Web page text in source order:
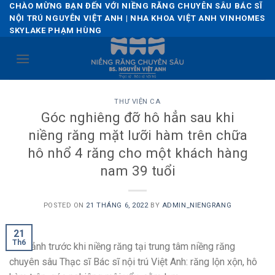
Skip
content
CHÀO MỪNG BẠN ĐẾN VỚI NIỀNG RĂNG CHUYÊN SÂU BÁC SĨ
NỘI TRÚ NGUYỄN VIỆT ANH | NHA KHOA VIỆT ANH VINHOMES
SKYLAKE PHẠM HÙNG
THƯ VIỆN CA
Góc nghiêng đỡ hô hẳn sau khi
niềng răng mặt lưỡi hàm trên chữa
hô nhổ 4 răng cho một khách hàng
nam 39 tuổi
POSTED ON 21 THÁNG 6, 2022 BY ADMIN_NIENGRANG
21
Th6
Hình ảnh trước khi niềng răng tại trung tâm niềng răng
chuyên sâu Thạc sĩ Bác sĩ nội trú Việt Anh: răng lộn xộn, hô